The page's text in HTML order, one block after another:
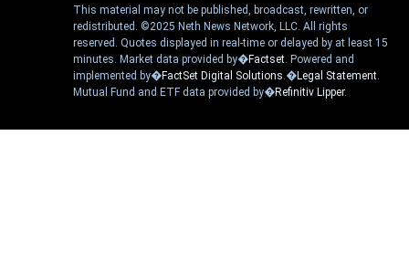
This material may not be published, broadcast, rewritten, or
redistributed. ©2025 Neth News Network, LLC. All rights
reserved. Quotes displayed in real-time or delayed by at least 15
minutes. Market data provided by�Factset. Powered and
implemented by�FactSet Digital Solutions.�Legal Statement.
Mutual Fund and ETF data provided by�Refinitiv Lipper.